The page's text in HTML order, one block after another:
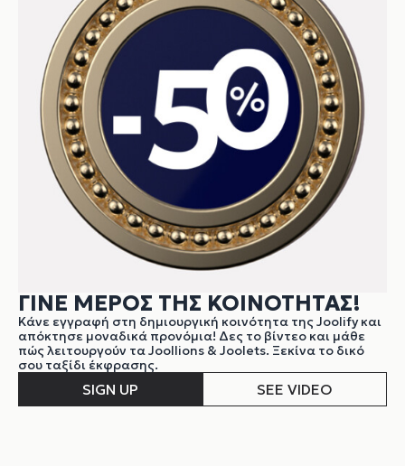
ΓΙΝΕ ΜΕΡΟΣ ΤΗΣ ΚΟΙΝΟΤΗΤΑΣ!
Κάνε εγγραφή στη δημιουργική κοινότητα της Joolify και
απόκτησε μοναδικά προνόμια! Δες το βίντεο και μάθε
πώς λειτουργούν τα Joollions & Joolets. Ξεκίνα το δικό
σου ταξίδι έκφρασης.
SIGN UP SEE VIDEO